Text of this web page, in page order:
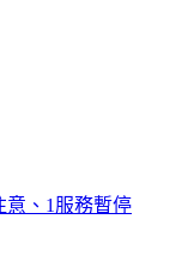
市恐陸警